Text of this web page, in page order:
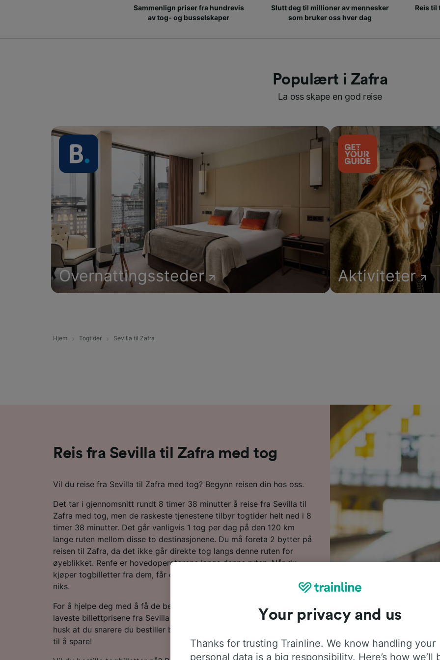
Sammenlign priser fra hundrevis
av tog- og busselskaper
Slutt deg til millioner av mennesker
som bruker oss hver dag
Reis til
Populært i Zafra
La oss skape en god reise
Overnattingssteder Aktiviteter
Hjem Togtider Sevilla til Zafra
Reis fra Sevilla til Zafra med tog
Vil du reise fra Sevilla til Zafra med tog? Begynn reisen din hos oss.
Det tar i gjennomsnitt rundt 8 timer 38 minutter å reise fra Sevilla til
Zafra med tog, men de raskeste tjenestene tilbyr togtider helt ned i 8
timer 38 minutter. Det går vanligvis 1 tog per dag på den 120 km
lange ruten mellom disse to destinasjonene. Du må foreta 2 bytter på
reisen til Zafra, da det ikke går direkte tog langs denne ruten for
øyeblikket. Renfe er hovedoperatørene langs denne ruten. Når du
kjøper togbilletter fra dem, får de deg frem til Zafra på null komma
niks.
For å hjelpe deg med å få de beste togtilbudene markerer vi de
laveste billettprisene fra Sevilla til Zafra i reiseplanleggeren vår. Bare
husk at du snarere du bestiller billettene dine, desto mer kommer du
til å spare!
Your privacy and us
Thanks for trusting Trainline. We know handling your
personal data is a big responsibility. Here’s how we’ll